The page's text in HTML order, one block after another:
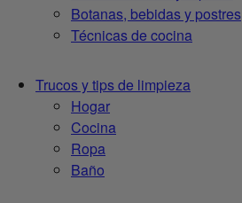
Botanas, bebidas y postres
Técnicas de cocina
Trucos y tips de limpieza
Hogar
Cocina
Ropa
Baño